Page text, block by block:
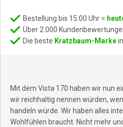
Mit dem Vista 170 haben wir nun
wir reichhaltig nennen würden,
handeln würde. Wir haben alles
Wohlfühlen braucht. Nicht mehr
Bestellung bis 15:00 Uhr =
Über 2.000
Die beste Kratzbaum-Marke